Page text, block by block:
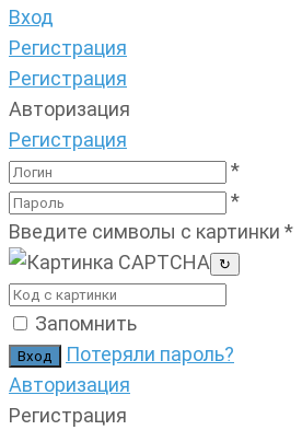
Вход
Регистрация
Регистрация
Авторизация
Регистрация
*
*
Введите символы с картинки *
↻
Запомнить
Потеряли пароль?
Авторизация
Регистрация